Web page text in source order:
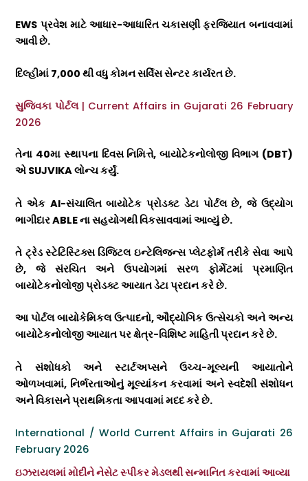
EWS પ્રવેશ માટે આધાર-આધારિત ચકાસણી ફરજિયાત બનાવવામાં
આવી છે.
દિલ્હીમાં 7,000થી વધુ કોમન સર્વિસ સેન્ટર કાર્યરત છે.
સુજ્વિકા પોર્ટલ | Current Affairs in Gujarati 26 February
2026
તેના 40મા સ્થાપના દિવસ નિમિત્તે,બાયોટેકનોલોજી વિભાગ (DBT)
એ SUJVIKAલોન્ચ કર્યું.
તે એક AI-સંચાલિત બાયોટેક પ્રોડક્ટ ડેટા પોર્ટલ છે, જે ઉદ્યોગ
ભાગીદારABLEના સહયોગથી વિકસાવવામાં આવ્યું છે.
તે ટ્રેડ સ્ટેટિસ્ટિક્સ ડિજિટલ ઇન્ટેલિજન્સ પ્લેટફોર્મ તરીકે સેવા આપે
છે,જે સંરચિત અને ઉપયોગમાં સરળ ફોર્મેટમાં પ્રમાણિત
બાયોટેકનોલોજી પ્રોડક્ટ આયાત ડેટા પ્રદાન કરે છે.
આ પોર્ટલ બાયોકેમિકલ ઉત્પાદનો,ઔદ્યોગિક ઉત્સેચકો અને અન્ય
બાયોટેકનોલોજી આયાત પર ક્ષેત્ર-વિશિષ્ટ માહિતી પ્રદાન કરે છે.
તે સંશોધકો અને સ્ટાર્ટઅપ્સને ઉચ્ચ-મૂલ્યની આયાતોને
ઓળખવામાં, નિર્ભરતાઓનું મૂલ્યાંકન કરવામાં અને સ્વદેશી સંશોધન
અને વિકાસને પ્રાથમિકતા આપવામાં મદદ કરે છે.
International / World Current Affairs in Gujarati 26
February 2026
ઇઝરાયલમાં મોદીને નેસેટ સ્પીકર મેડલથી સન્માનિત કરવામાં આવ્યા